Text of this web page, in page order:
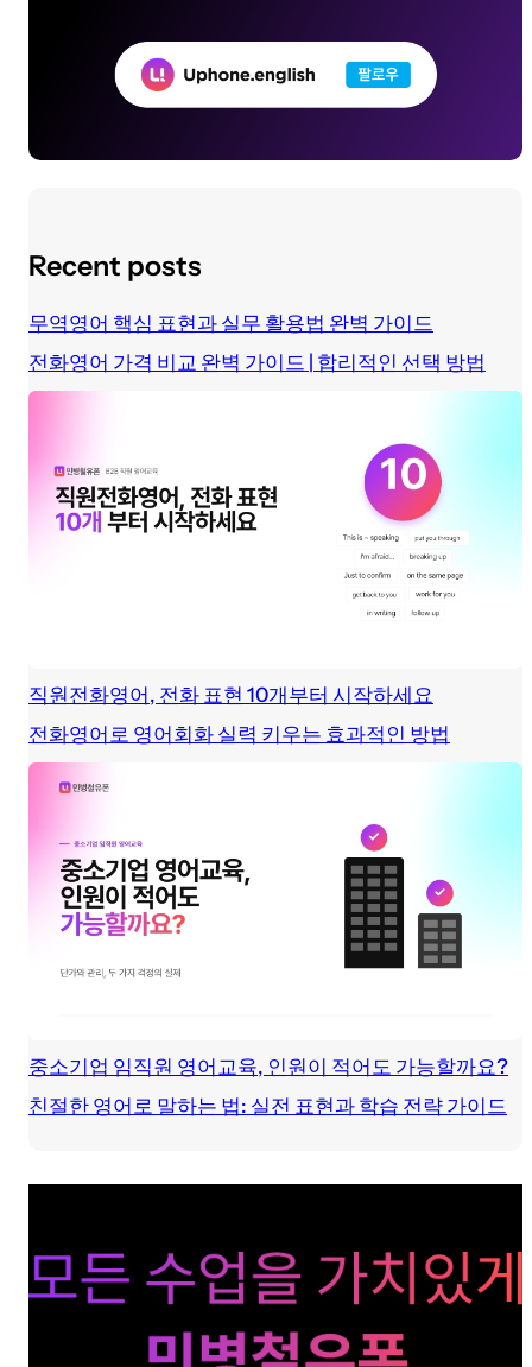
Recent posts
무역영어 핵심 표현과 실무 활용법 완벽 가이드
전화영어 가격 비교 완벽 가이드 | 합리적인 선택 방법
직원전화영어, 전화 표현 10개부터 시작하세요
전화영어로 영어회화 실력 키우는 효과적인 방법
중소기업 임직원 영어교육, 인원이 적어도 가능할까요?
친절한 영어로 말하는 법: 실전 표현과 학습 전략 가이드